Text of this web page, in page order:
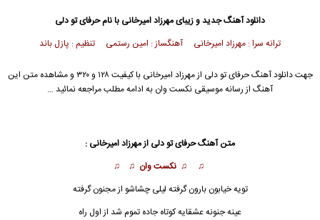
دانلود آهنگ جدیدو زیبای مهرزاد امیرخانی با نام حرفای تو دلی
ترانه سرا : مهرزاد امیرخانی آهنگساز : امین رستمی تنظیم : پازل باند
جهت دانلود آهنگ حرفای تو دلی ازمهرزاد امیرخانی
با کیفیت ۱۲۸ و ۳۲۰ و مشاهده متن این
آهنگ از رسانه موسیقی نکست وان به ادامه مطلب مراجعه نمائید …
متن آهنگ حرفای تو دلی از مهرزاد امیرخانی :
♫ ♫ نکست وان ♫ ♫
تویه خیابون بارون گرفته لیلی چشاشو از مجنون گرفته
عینه جنونه عشقایه کوتاه جاده تموم شد از اول راه